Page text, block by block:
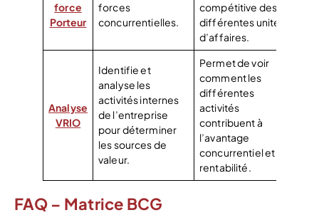
force
Porteur
forces
concurrentielles.
compétitive des
différentes unités
d’affaires.
Analyse
VRIO
Identifie et
analyse les
activités internes
de l’entreprise
pour déterminer
les sources de
valeur.
Permet de voir
comment les
différentes
activités
contribuent à
l’avantage
concurrentiel et à la
rentabilité.
FAQ – Matrice BCG